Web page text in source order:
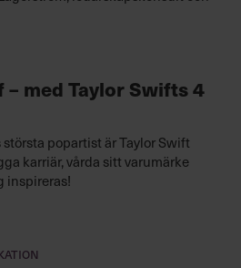
med Taylor Swifts 4
popartist är Taylor Swift
karriär, vårda sitt varumärke
inspireras!